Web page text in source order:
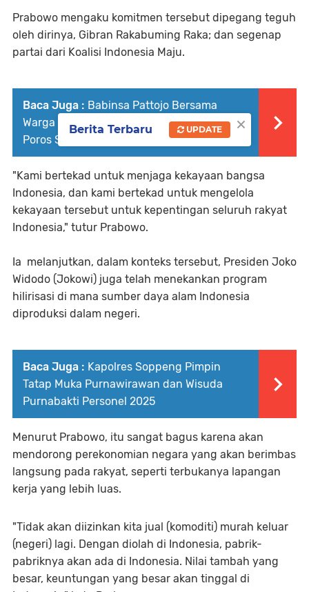
Prabowo mengaku komitmen tersebut dipegang teguh
oleh dirinya, Gibran Rakabuming Raka; dan segenap
partai dari Koalisi Indonesia Maju.
Baca Juga : Babinsa Pattojo Bersama
Warga Evakuasi Pohon Tumbang di Jalan
Poros Soppeng–Takkalalla
"Kami bertekad untuk menjaga kekayaan bangsa
Indonesia, dan kami bertekad untuk mengelola
kekayaan tersebut untuk kepentingan seluruh rakyat
Indonesia," tutur Prabowo.
Ia melanjutkan, dalam konteks tersebut, Presiden Joko
Widodo (Jokowi) juga telah menekankan program
hilirisasi di mana sumber daya alam Indonesia
diproduksi dalam negeri.
Baca Juga : Kapolres Soppeng Pimpin
Tatap Muka Purnawirawan dan Wisuda
Purnabakti Personel 2025
Menurut Prabowo, itu sangat bagus karena akan
mendorong perekonomian negara yang akan berimbas
langsung pada rakyat, seperti terbukanya lapangan
kerja yang lebih luas.
"Tidak akan diizinkan kita jual (komoditi) murah keluar
(negeri) lagi. Dengan diolah di Indonesia, pabrik-
pabriknya akan ada di Indonesia. Nilai tambah yang
besar, keuntungan yang besar akan tinggal di
×
Berita Terbaru UPDATE